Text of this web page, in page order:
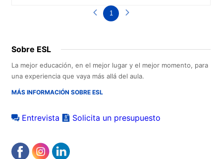
1
Sobre ESL
La mejor educación, en el mejor lugar y el mejor momento, para
una experiencia que vaya más allá del aula.
MÁS INFORMACIÓN SOBRE ESL
Entrevista Solicita un presupuesto